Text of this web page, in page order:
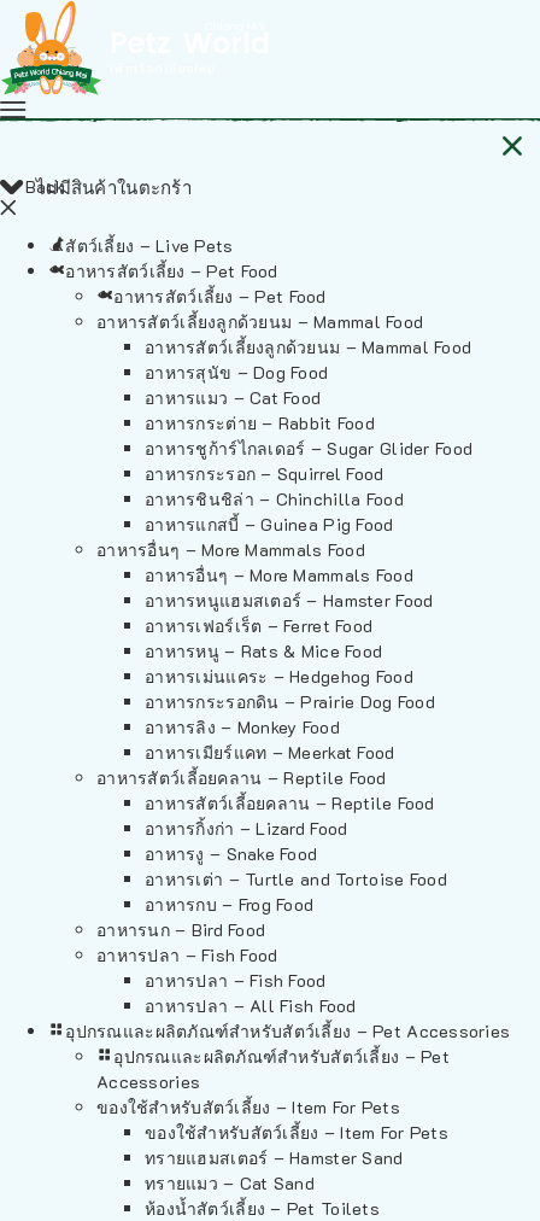
ไม่มีสินค้าในตะกร้า
Back
สัตว์เลี้ยง – Live Pets
อาหารสัตว์เลี้ยง – Pet Food
อาหารสัตว์เลี้ยง – Pet Food
อาหารสัตว์เลี้ยงลูกด้วยนม – Mammal Food
อาหารสัตว์เลี้ยงลูกด้วยนม – Mammal Food
อาหารสุนัข – Dog Food
อาหารแมว – Cat Food
อาหารกระต่าย – Rabbit Food
อาหารชูก้าร์ไกลเดอร์ – Sugar Glider Food
อาหารกระรอก – Squirrel Food
อาหารชินชิล่า – Chinchilla Food
อาหารแกสบี้ – Guinea Pig Food
อาหารอื่นๆ – More Mammals Food
อาหารอื่นๆ – More Mammals Food
อาหารหนูแฮมสเตอร์ – Hamster Food
อาหารเฟอร์เร็ต – Ferret Food
อาหารหนู – Rats & Mice Food
อาหารเม่นแคระ – Hedgehog Food
อาหารกระรอกดิน – Prairie Dog Food
อาหารลิง – Monkey Food
อาหารเมียร์แคท – Meerkat Food
อาหารสัตว์เลี้อยคลาน – Reptile Food
อาหารสัตว์เลี้อยคลาน – Reptile Food
อาหารกิ้งก่า – Lizard Food
อาหารงู – Snake Food
อาหารเต่า – Turtle and Tortoise Food
อาหารกบ – Frog Food
อาหารนก – Bird Food
อาหารปลา – Fish Food
อาหารปลา – Fish Food
อาหารปลา – All Fish Food
อุปกรณและผลิตภัณฑ์สำหรับสัตว์เลี้ยง – Pet Accessories
อุปกรณและผลิตภัณฑ์สำหรับสัตว์เลี้ยง – Pet
Accessories
ของใช้สำหรับสัตว์เลี้ยง – Item For Pets
ของใช้สำหรับสัตว์เลี้ยง – Item For Pets
ทรายแฮมสเตอร์ – Hamster Sand
ทรายแมว – Cat Sand
ห้องน้ำสัตว์เลี้ยง – Pet Toilets